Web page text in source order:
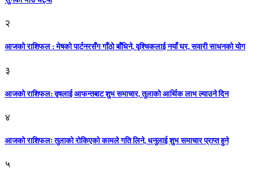
२
आजको राशिफल : मेषको पार्टनरसँग गाँठो बाँधिने, वृश्चिकलाई नयाँ घर, सवारी साधनकाे याेग
३
आजकाे राशिफल: वृषलाई आफन्तबाट शुभ समाचार, तुलाकाे आर्थिक लाभ ल्याउने दिन
४
आजको राशिफलः तुलाकाे रोकिएको कामले गति लिने, धनुलाई शुभ समाचार प्राप्त हुने
५